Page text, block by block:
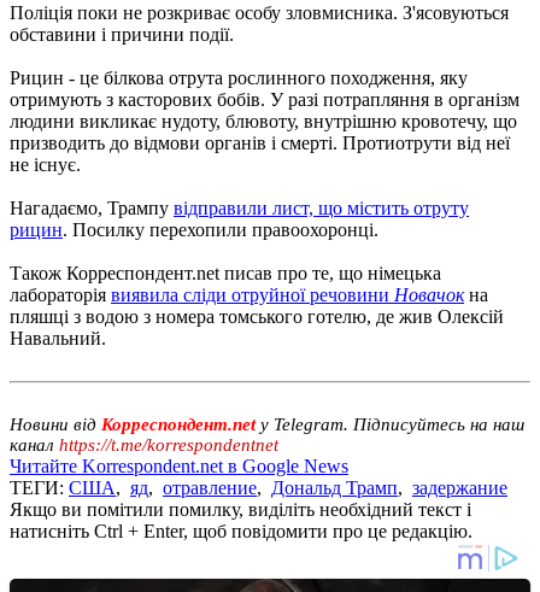
Поліція поки не розкриває особу зловмисника. З'ясовуються
обставини і причини події.
Рицин - це білкова отрута рослинного походження, яку
отримують з касторових бобів. У разі потрапляння в організм
людини викликає нудоту, блювоту, внутрішню кровотечу, що
призводить до відмови органів і смерті. Протиотрути від неї
не існує.
Нагадаємо, Трампу відправили лист, що містить отруту
рицин. Посилку перехопили правоохоронці.
Також Корреспондент.net писав про те, що німецька
лабораторія виявила сліди отруйної речовини Новачокна
пляшці з водою з номера томського готелю, де жив Олексій
Навальний.
Новини від Корреспондент.netу Telegram. Підписуйтесь на наш
канал https://t.me/korrespondentnet
Читайте Korrespondent.net в Google News
ТЕГИ: США, яд, отравление, Дональд Трамп, задержание
Якщо ви помітили помилку, виділіть необхідний текст і
натисніть Ctrl + Enter, щоб повідомити про це редакцію.